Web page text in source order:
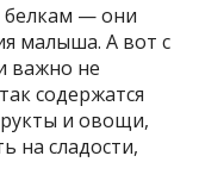
белкам — они
малыша. А вот с
важно не
содержатся
и овощи,
на сладости,